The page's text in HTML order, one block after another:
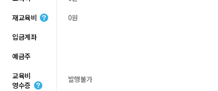
재교육비
0원
입금계좌
예금주
교육비
영수증
발행불가